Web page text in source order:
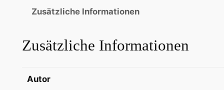
Zusätzliche Informationen
Zusätzliche Informationen
Autor